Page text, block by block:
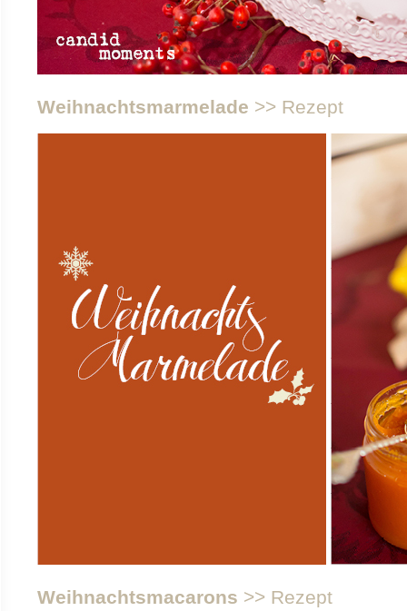
Weihnachtsmarmelade >> Rezept
Weihnachtsmacarons >> Rezept